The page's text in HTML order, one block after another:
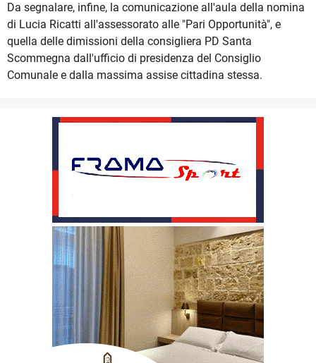
Da segnalare, infine, la comunicazione all'aula della nomina
di Lucia Ricatti all'assessorato alle "Pari Opportunità", e
quella delle dimissioni della consigliera PD Santa
Scommegna dall'ufficio di presidenza del Consiglio
Comunale e dalla massima assise cittadina stessa.